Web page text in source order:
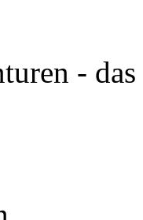
-